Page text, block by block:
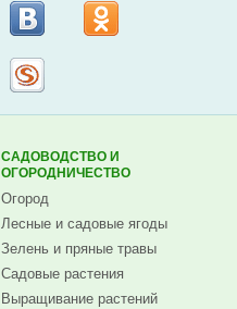
САДОВОДСТВО И
ОГОРОДНИЧЕСТВО
Огород
Лесные и садовые ягоды
Зелень и пряные травы
Садовые растения
Выращивание растений